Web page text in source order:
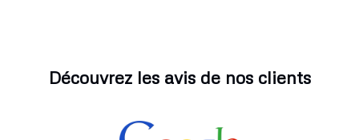
Découvrez les avis de nos clients